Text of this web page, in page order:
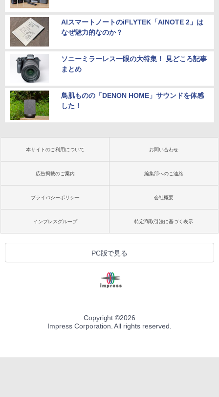
AIスマートノートのiFLYTEK「AINOTE 2」は
なぜ魅力的なのか？
ソニーミラーレス一眼の大特集！ 見どころ記事
まとめ
鳥肌ものの「DENON HOME」サウンドを体感
した！
本サイトのご利用について お問い合わせ
広告掲載のご案内 編集部へのご連絡
プライバシーポリシー 会社概要
インプレスグループ 特定商取引法に基づく表示
PC版で見る
Copyright ©2026
Impress Corporation. All rights reserved.